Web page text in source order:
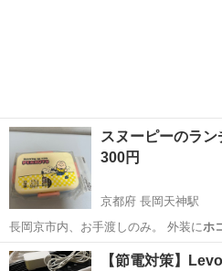
スヌーピーのラン
300円
京都府 長岡天神駅
長岡京市内、お手渡しのみ。 外装に ホ
まのお渡しとな…
京都 長岡京市 長岡天神駅
【節電対策】